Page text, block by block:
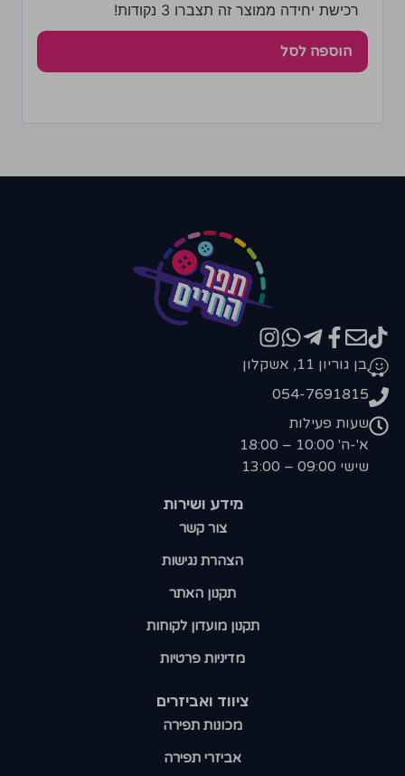
רכישת יחידה ממוצר זה תצברו 3 נקודות!
הוספה לסל
ציווד ואביזרים
מכונות תפירה
אביזרי תפירה
מידע ושירות
צור קשר
הצהרת נגישות
תקנון האתר
תקנון מועדון לקוחות
מדיניות פרטיות
בן גוריון 11, אשקלון
054-7691815
שעות פעילות
א'-ה' 10:00 – 18:00
שישי 09:00 – 13:00